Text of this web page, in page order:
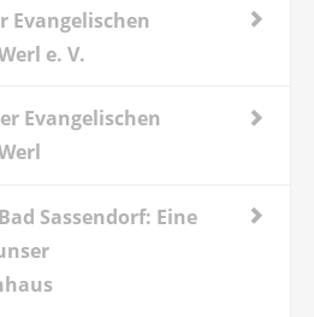
Evangelischen
e. V.
Evangelischen
Sassendorf: Eine